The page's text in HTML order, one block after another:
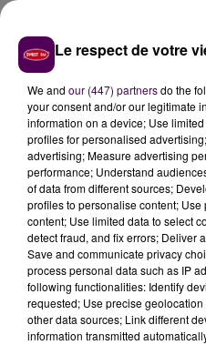
. Beaucoup de ces
des petits boulots, mais
crise, ils ont perdu leur
beaucoup d’étudiants
plus compter sur le
mêmes en difficulté à
poursuit l’intéressée.
OBLIGATION DE
Pour faire face à cette
néanmoins soudaine, les
contraints de s’adapter et
centres d’accueil :"Par
étudiants, nous avons
les lundis et vendredis soir
Le respect de votre
We and our (447) partnersdo the
your consent and/or our legitimate
information on a device; Use
profiles for personalised
advertising; Measure advertising
performance; Understand
of data from different sources;
profiles to personalise content;
content; Use limited data to select
detect fraud, and fix errors; Deliver
Save and communicate privacy
process personal data such as IP
following functionalities: Identify
requested; Use precise
other data sources; Link different
information transmitted